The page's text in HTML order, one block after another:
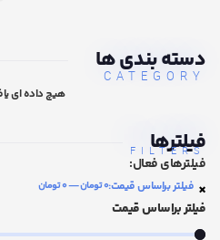
دسته بندی ها
CATEGORY
هیچ داده ای
فیلترها
FILTERS
فیلترهای فعال:
فیلتر براساس قیمت:0 تومان — 0 تومان ×
فیلتر براساس قیمت